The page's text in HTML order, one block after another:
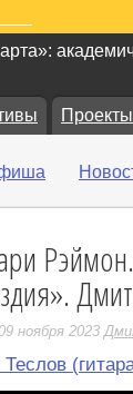
Проекты
ноября 2023